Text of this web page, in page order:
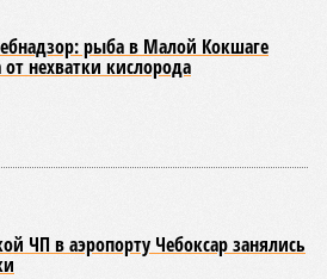
рыба в Малой Кокшаге
от нехватки кислорода
ЧП в аэропорту Чебоксар занялись